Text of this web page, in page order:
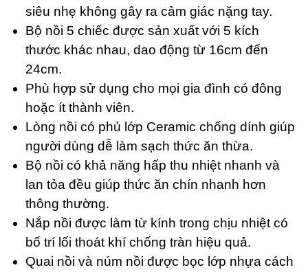
siêu nhẹ không gây ra cảm giác nặng tay.
Bộ nồi 5 chiếc được sản xuất với 5 kích
thước khác nhau, dao động từ 16cm đến
24cm.
Phù hợp sử dụng cho mọi gia đình có đông
hoặc ít thành viên.
Lòng nồi có phủ lớp Ceramic chống dính giúp
người dùng dễ làm sạch thức ăn thừa.
Bộ nồi có khả năng hấp thu nhiệt nhanh và
lan tỏa đều giúp thức ăn chín nhanh hơn
thông thường.
Nắp nồi được làm từ kính trong chịu nhiệt có
bố trí lối thoát khí chống tràn hiệu quả.
Quai nồi và núm nồi được bọc lớp nhựa cách